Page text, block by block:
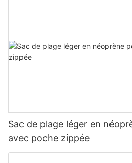
Sac de plage léger en
avec poche zippée